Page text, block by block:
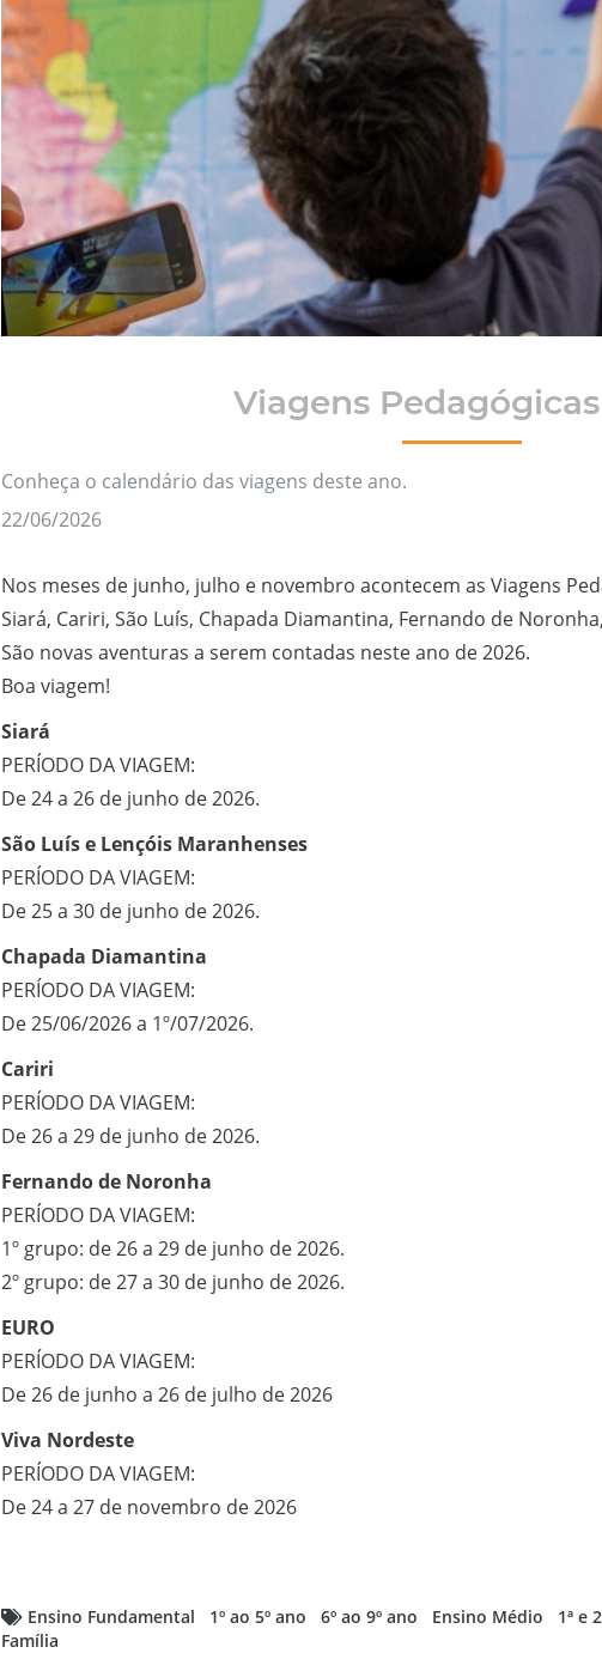
Viagens
Conheça o calendário das viagens deste ano.
22/06/2026
Nos meses de junho, julho e novembro acontecem as Viagens
Siará, Cariri, São Luís, Chapada Diamantina, Fernando de
São novas aventuras a serem contadas neste ano de 2026.
Boa viagem!
Siará
PERÍODO DA VIAGEM:
De 24 a 26 de junho de 2026.
São Luís e Lençóis Maranhenses
PERÍODO DA VIAGEM:
De 25 a 30 de junho de 2026.
Chapada Diamantina
PERÍODO DA VIAGEM:
De 25/06/2026 a 1º/07/2026.
Cariri
PERÍODO DA VIAGEM:
De 26 a 29 de junho de 2026.
Fernando de Noronha
PERÍODO DA VIAGEM:
1º grupo: de 26 a 29 de junho de 2026.
2º grupo: de 27 a 30 de junho de 2026.
EURO
PERÍODO DA VIAGEM:
De 26 de junho a 26 de julho de 2026
Viva Nordeste
PERÍODO DA VIAGEM:
De 24 a 27 de novembro de 2026
Ensino Fundamental 1º ao 5º ano 6º ao 9º ano Ensino Médio 1ª e
Família